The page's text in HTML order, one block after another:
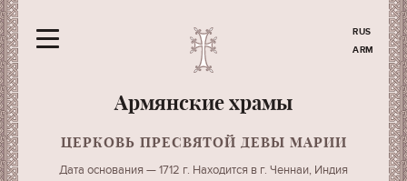
RUS
ARM
Армянские храмы
ЦЕРКОВЬ ПРЕСВЯТОЙ ДЕВЫ МАРИИ
Дата основания — 1712 г. Находится в г. Ченнаи, Индия